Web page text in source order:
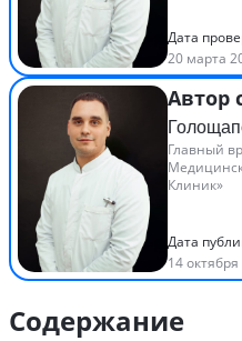
Дата
20 марта
Автор
Главный
Клиник»
Дата
14
Содержание